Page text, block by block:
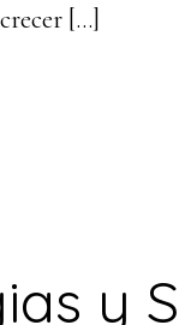
[…]
y